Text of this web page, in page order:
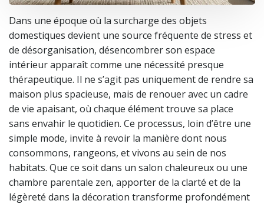
Dans une époque où la surcharge des objets
domestiques devient une source fréquente de stress et
de désorganisation, désencombrer son espace
intérieur apparaît comme une nécessité presque
thérapeutique. Il ne s’agit pas uniquement de rendre sa
maison plus spacieuse, mais de renouer avec un cadre
de vie apaisant, où chaque élément trouve sa place
sans envahir le quotidien. Ce processus, loin d’être une
simple mode, invite à revoir la manière dont nous
consommons, rangeons, et vivons au sein de nos
habitats. Que ce soit dans un salon chaleureux ou une
chambre parentale zen, apporter de la clarté et de la
légèreté dans la décoration transforme profondément